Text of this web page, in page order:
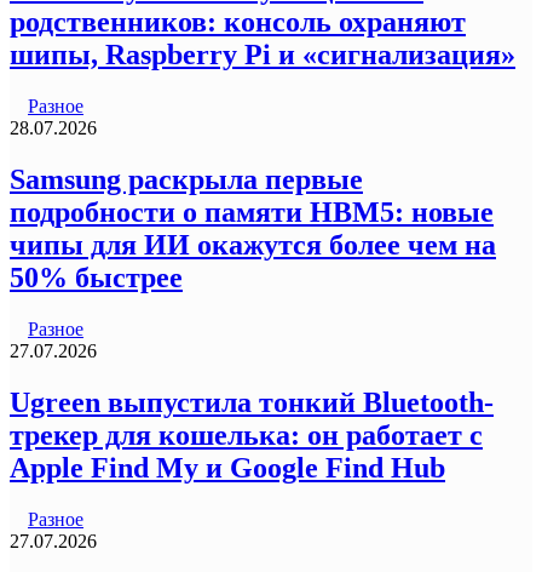
родственников: консоль охраняют
шипы, Raspberry Pi и «сигнализация»
Разное
28.07.2026
Samsung раскрыла первые
подробности о памяти HBM5: новые
чипы для ИИ окажутся более чем на
50% быстрее
Разное
27.07.2026
Ugreen выпустила тонкий Bluetooth-
трекер для кошелька: он работает с
Apple Find My и Google Find Hub
Разное
27.07.2026